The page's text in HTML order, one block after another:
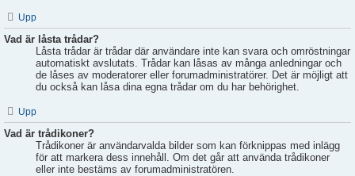
Upp
Vad är låsta trådar?
Låsta trådar är trådar där användare inte kan svara och omröstningar
automatiskt avslutats. Trådar kan låsas av många anledningar och
de låses av moderatorer eller forumadministratörer. Det är möjligt att
du också kan låsa dina egna trådar om du har behörighet.
Upp
Vad är trådikoner?
Trådikoner är användarvalda bilder som kan förknippas med inlägg
för att markera dess innehåll. Om det går att använda trådikoner
eller inte bestäms av forumadministratören.